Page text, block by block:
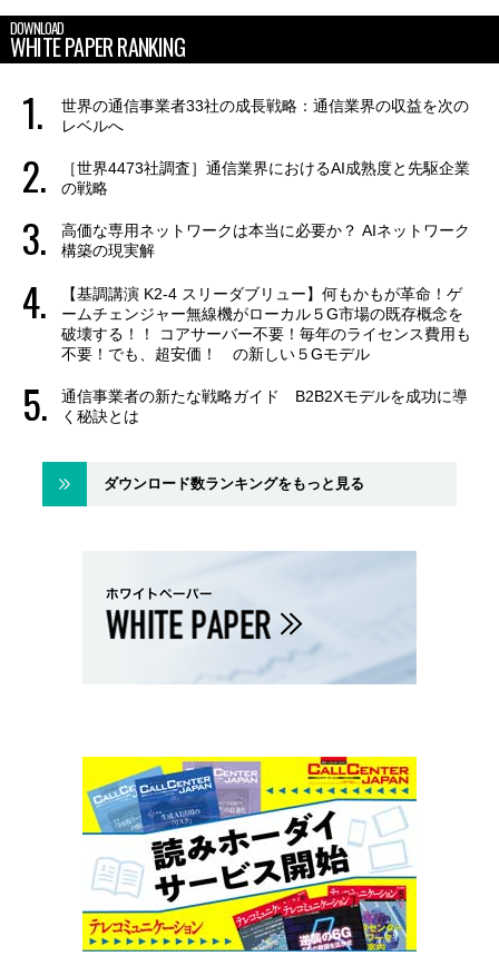
DOWNLOAD
WHITE PAPER RANKING
世界の通信事業者33社の成長戦略：通信業界の収益を次の
レベルへ
［世界4473社調査］通信業界におけるAI成熟度と先駆企業
の戦略
高価な専用ネットワークは本当に必要か？ AIネットワーク
構築の現実解
【基調講演 K2-4 スリーダブリュー】何もかもが革命！ゲ
ームチェンジャー無線機がローカル５G市場の既存概念を
破壊する！！ コアサーバー不要！毎年のライセンス費用も
不要！でも、超安価！ の新しい５Gモデル
通信事業者の新たな戦略ガイド B2B2Xモデルを成功に導
く秘訣とは
ダウンロード数ランキングをもっと見る